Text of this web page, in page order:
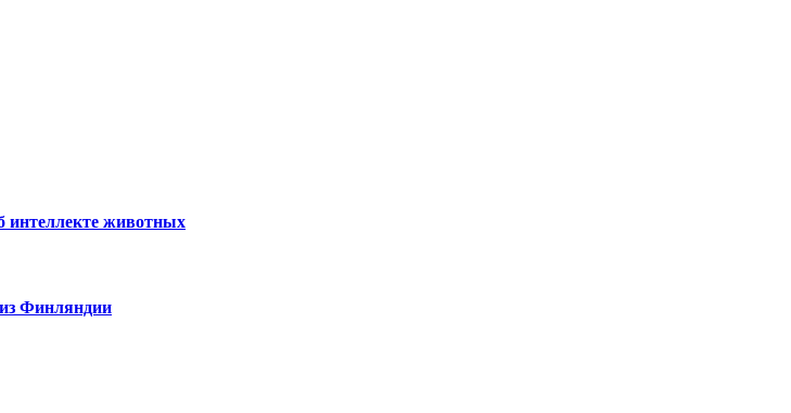
интеллекте животных
Финляндии